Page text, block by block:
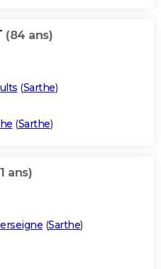
(84 ans)
(Sarthe)
(Sarthe)
ans)
(Sarthe)